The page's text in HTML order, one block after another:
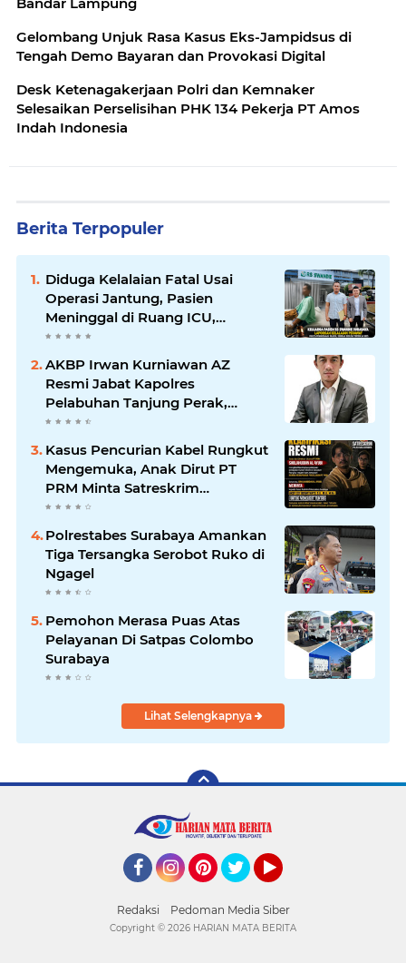
Gelombang Unjuk Rasa Kasus Eks-Jampidsus di
Tengah Demo Bayaran dan Provokasi Digital
Desk Ketenagakerjaan Polri dan Kemnaker
Selesaikan Perselisihan PHK 134 Pekerja PT Amos
Indah Indonesia
Berita Terpopuler
Diduga Kelalaian Fatal Usai
Operasi Jantung, Pasien
Meninggal di Ruang ICU,
Keluarga Tuntut RSUD dr.
Soewandhie Bertanggung
Jawab
AKBP Irwan Kurniawan AZ
Resmi Jabat Kapolres
Pelabuhan Tanjung Perak,
Pimpinan Redaksi
HarianMataBerita.com
Sampaikan Ucapan Selamat
Kasus Pencurian Kabel Rungkut
Mengemuka, Anak Dirut PT
PRM Minta Satreskrim
Polrestabes Surabaya Usut
Hingga Tuntas
Polrestabes Surabaya Amankan
Tiga Tersangka Serobot Ruko di
Ngagel
Pemohon Merasa Puas Atas
Pelayanan Di Satpas Colombo
Surabaya
Lihat Selengkapnya
Redaksi Pedoman Media Siber
Copyright © 2026 HARIAN MATA BERITA